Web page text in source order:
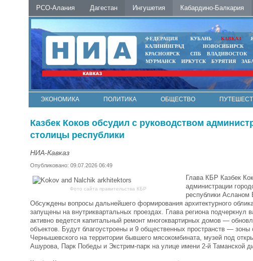
РСО-Алания Дагестан Ингушетия Кабардино-Балкария
ФЕДЕРАЦИЯ КУБАНЬ КАВКАЗ
КАЛИНИНГРАД
НОВОСИБИРСК
КРАСНОЯРСК
СПБ ВЛАДИВОСТОК
МУРМАНСК
ИРКУТСК БУРЯТИЯ
ЭКОНОМИКА ПОЛИТИКА ОБЩЕСТВО
Казбек Коков обсудил с руководством
столицы республики
НИА-Кавказ
Опубликовано: 09.07.2026 06:49
Фото сайта правительства КБР
Глава КБР Казбек
администрации
республики Асланом
Обсуждены вопросы дальнейшего формирования архитектурного
запущены на внутриквартальных проездах. Глава региона
активно ведется капитальный ремонт многоквартирных домов —
объектов. Будут благоустроены и 9 общественных пространств —
Чернышевского на территории бывшего мясокомбината, музей под
Ашурова, Парк Победы и Экстрим-парк на улице имени 2-й Таманской